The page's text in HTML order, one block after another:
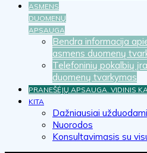
ASMENS
DUOMENŲ
APSAUGA
Bendra informacija
asmens duomenų
Telefoninių pokalbių
duomenų tvarkymas
PRANEŠĖJŲ APSAUGA. VIDINIS
KITA
Dažniausiai
Nuorodos
Konsultavimasis su